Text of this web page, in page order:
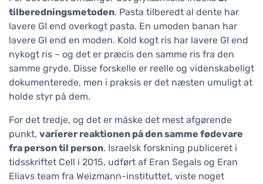
tilberedningsmetoden. Pasta tilberedt al dente har
lavere GI end overkogt pasta. En umoden banan har
lavere GI end en moden. Kold kogt ris har lavere GI end
nykogt ris – og det er præcis den samme ris fra den
samme gryde. Disse forskelle er reelle og videnskabeligt
dokumenterede, men i praksis er det næsten umuligt at
holde styr på dem.
For det tredje, og det er måske det mest afgørende
punkt, varierer reaktionen på den samme fødevare
fra person til person. Israelsk forskning publiceret i
tidsskriftet Cell i 2015, udført af Eran Segals og Eran
Eliavs team fra Weizmann-instituttet, viste noget